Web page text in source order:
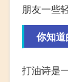
朋友一些
你知
打油诗是